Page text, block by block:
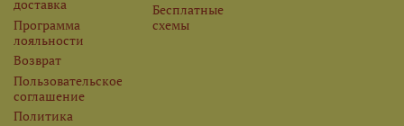
доставка
Программа
лояльности
Возврат
Пользовательское
соглашение
Политика
Бесплатные
схемы